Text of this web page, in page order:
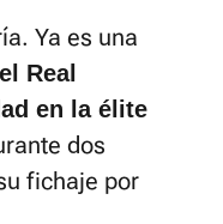
Ya es una
Real
en la élite
dos
fichaje por